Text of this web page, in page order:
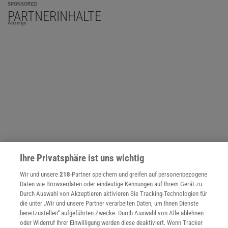
SPONSORED
PARTNERINHALTE
Anzeige
NACH OBEN
Ihre Privatsphäre ist uns wichtig
Wir und unsere218-Partner speichern und greifen auf personenbezogene
Daten wie Browserdaten oder eindeutige Kennungen auf Ihrem Gerät zu.
Durch Auswahl von Akzeptieren aktivieren Sie Tracking-Technologien für
die unter „Wir und unsere Partner verarbeiten Daten, um Ihnen Dienste
bereitzustellen“ aufgeführten Zwecke. Durch Auswahl von Alle ablehnen
oder Widerruf Ihrer Einwilligung werden diese deaktiviert. Wenn Tracker